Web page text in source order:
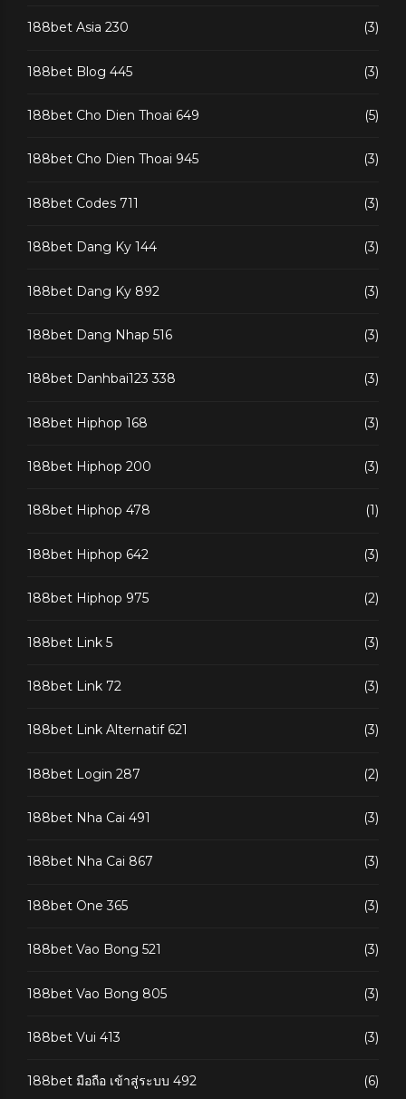
188bet Asia 230 (3)
188bet Blog 445 (3)
188bet Cho Dien Thoai 649 (5)
188bet Cho Dien Thoai 945 (3)
188bet Codes 711 (3)
188bet Dang Ky 144 (3)
188bet Dang Ky 892 (3)
188bet Dang Nhap 516 (3)
188bet Danhbai123 338 (3)
188bet Hiphop 168 (3)
188bet Hiphop 200 (3)
188bet Hiphop 478 (1)
188bet Hiphop 642 (3)
188bet Hiphop 975 (2)
188bet Link 5 (3)
188bet Link 72 (3)
188bet Link Alternatif 621 (3)
188bet Login 287 (2)
188bet Nha Cai 491 (3)
188bet Nha Cai 867 (3)
188bet One 365 (3)
188bet Vao Bong 521 (3)
188bet Vao Bong 805 (3)
188bet Vui 413 (3)
188bet มือถือ เข้าสู่ระบบ 492 (6)